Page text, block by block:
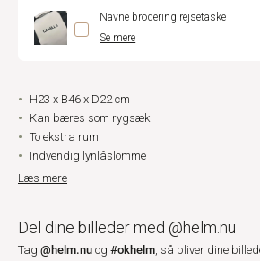
Navne brodering rejsetaske
Se mere
H23 x B46 x D22 cm
Kan bæres som rygsæk
To ekstra rum
Indvendig lynlåslomme
Læs mere
Del dine billeder med @helm.nu
Tag @helm.nu og #okhelm, så bliver dine